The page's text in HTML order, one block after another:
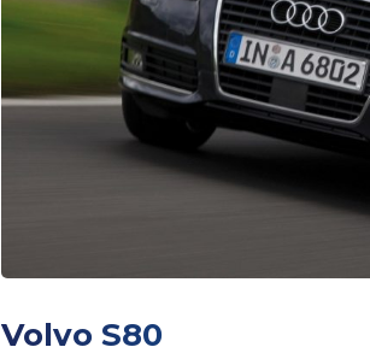
Volvo S80